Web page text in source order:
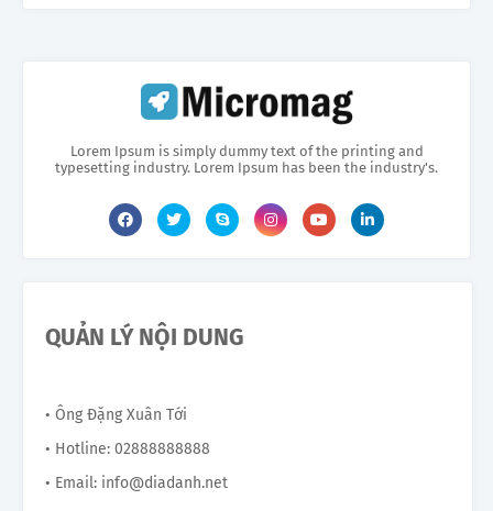
Lorem Ipsum is simply dummy text of the printing and
typesetting industry. Lorem Ipsum has been the industry's.
QUẢN LÝ NỘI DUNG
• Ông Đặng Xuân Tới
• Hotline: 02888888888
• Email: info@diadanh.net